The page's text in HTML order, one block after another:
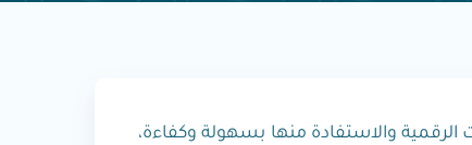
والاستفادة منها بسهولة وكفاءة،